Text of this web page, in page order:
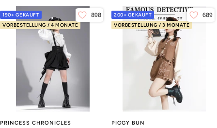
190+ GEKAUFT
VORBESTELLUNG / 4 MONATE
898
PRINCESS CHRONICLES
200+ GEKAUFT
VORBESTELLUNG / 3 MONATE
689
PIGGY BUN